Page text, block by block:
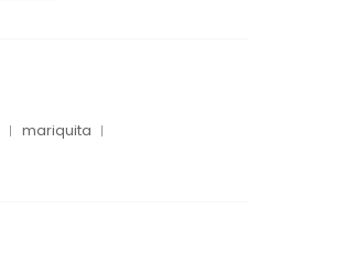
mariquita